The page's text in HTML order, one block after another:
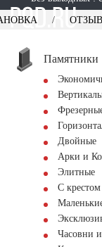
+7 (495)
Обратный звонок
Памятники
Двойные
Арки и
Элитные
С крестом
Часовни